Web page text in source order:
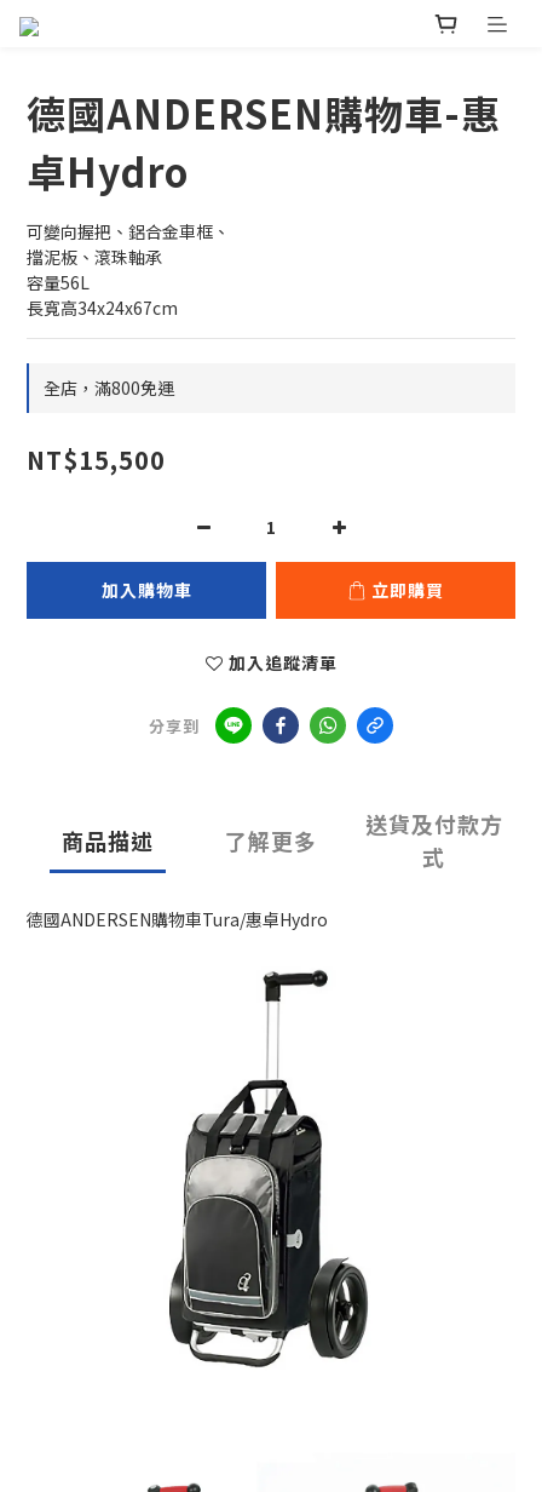
德國ANDERSEN購物車-惠
卓Hydro
可變向握把、鋁合金車框、
擋泥板、滾珠軸承
容量56L
長寬高34x24x67cm
全店，滿800免運
NT$15,500
加入購物車 立即購買
加入追蹤清單
分享到
商品描述 了解更多
送貨及付款方
式
德國ANDERSEN購物車Tura/惠卓Hydro